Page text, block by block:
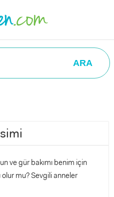
ARA
ve gür bakımı benim için
mu? Sevgili anneler